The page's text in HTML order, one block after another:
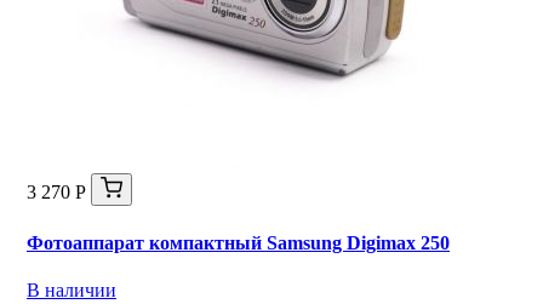
3 270 Р
Фотоаппарат компактный Samsung Digimax 250
В наличии